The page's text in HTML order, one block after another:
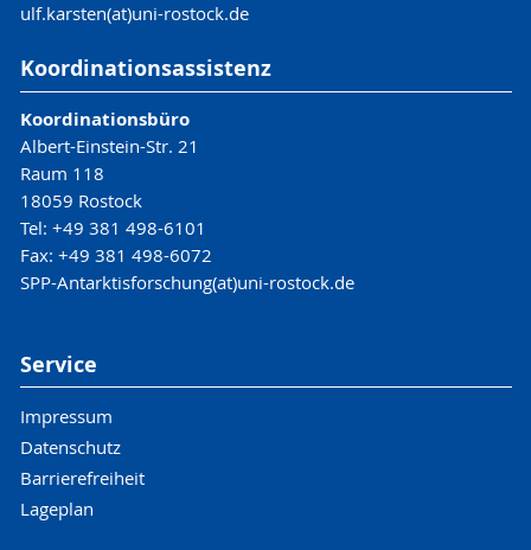
ulf.karsten(at)uni-rostock.de
Koordinationsassistenz
Koordinationsbüro
Albert-Einstein-Str. 21
Raum 118
18059 Rostock
Tel: +49 381 498-6101
Fax: +49 381 498-6072
SPP-Antarktisforschung(at)uni-rostock.de
Service
Impressum
Datenschutz
Barrierefreiheit
Lageplan